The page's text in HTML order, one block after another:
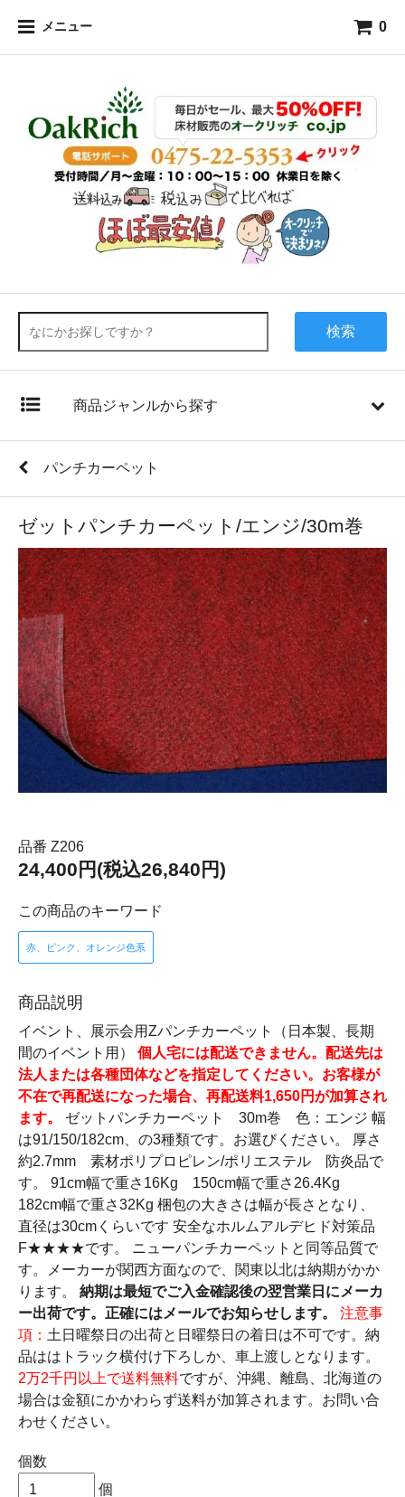
メニュー 0
検索
商品ジャンルから探す
パンチカーペット
ゼットパンチカーペット/エンジ/30m巻
品番 Z206
24,400円(税込26,840円)
この商品のキーワード
赤、ピンク、オレンジ色系
商品説明
イベント、展示会用Zパンチカーペット（日本製、長期
間のイベント用） 個人宅には配送できません。配送先は
法人または各種団体などを指定してください。お客様が
不在で再配送になった場合、再配送料1,650円が加算され
ます。
ゼットパンチカーペット 30m巻 色：エンジ 幅
は91/150/182cm、の3種類です。お選びください。 厚さ
約2.7mm 素材ポリプロピレン/ポリエステル 防炎品で
す。 91cm幅で重さ16Kg 150cm幅で重さ26.4Kg
182cm幅で重さ32Kg 梱包の大きさは幅が長さとなり、
直径は30cmくらいです 安全なホルムアルデヒド対策品
F★★★★です。 ニューパンチカーペットと同等品質で
す。メーカーが関西方面なので、関東以北は納期がかか
ります。 納期は最短でご入金確認後の翌営業日にメーカ
ー出荷です。正確にはメールでお知らせします。
注意事
項： 土日曜祭日の出荷と日曜祭日の着日は不可です。納
品ははトラック横付け下ろしか、車上渡しとなります。
2万2千円以上で送料無料ですが、沖縄、離島、北海道の
場合は金額にかかわらず送料が加算されます。お問い合
わせください。
個数
個